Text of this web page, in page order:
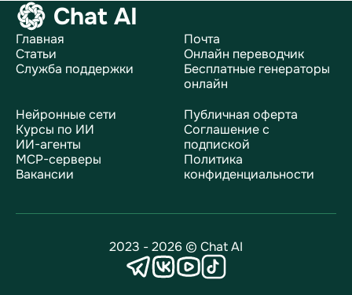
Chat AI
Главная
Статьи
Служба поддержки
Почта
Онлайн переводчик
Бесплатные генераторы
онлайн
Нейронные сети
Курсы по ИИ
ИИ-агенты
MCP-серверы
Вакансии
Публичная оферта
Соглашение с
подпиской
Политика
конфиденциальности
2023 - 2026 © Chat AI